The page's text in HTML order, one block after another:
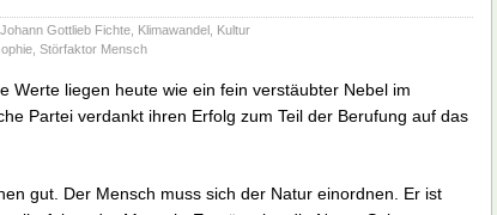
Johann Gottlieb Fichte Klimawandel Kultur
Störfaktor Mensch
Werte liegen heute wie ein fein verstäubter Nebel im
Partei verdankt ihren Erfolg zum Teil der Berufung auf das
gut. Der Mensch muss sich der Natur einordnen. Er ist